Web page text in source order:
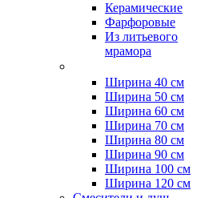
Керамические
Фарфоровые
Из литьевого
мрамора
Ширина 40 см
Ширина 50 см
Ширина 60 см
Ширина 70 см
Ширина 80 см
Ширина 90 см
Ширина 100 см
Ширина 120 см